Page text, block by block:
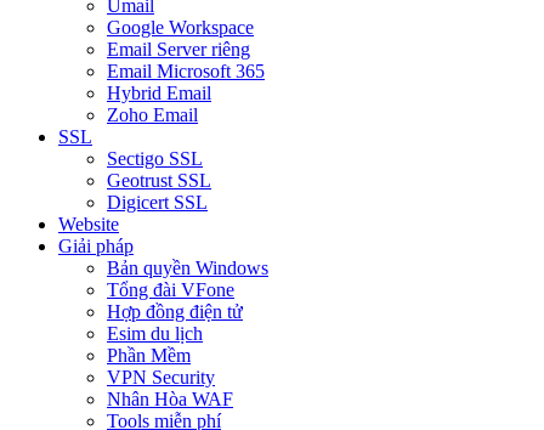
Umail
Google Workspace
Email Server riêng
Email Microsoft 365
Hybrid Email
Zoho Email
SSL
Sectigo SSL
Geotrust SSL
Digicert SSL
Website
Giải pháp
Bản quyền Windows
Tổng đài VFone
Hợp đồng điện tử
Esim du lịch
Phần Mềm
VPN Security
Nhân Hòa WAF
Tools miễn phí